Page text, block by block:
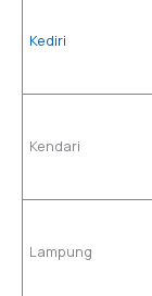
Kediri
Kendari
Lampung